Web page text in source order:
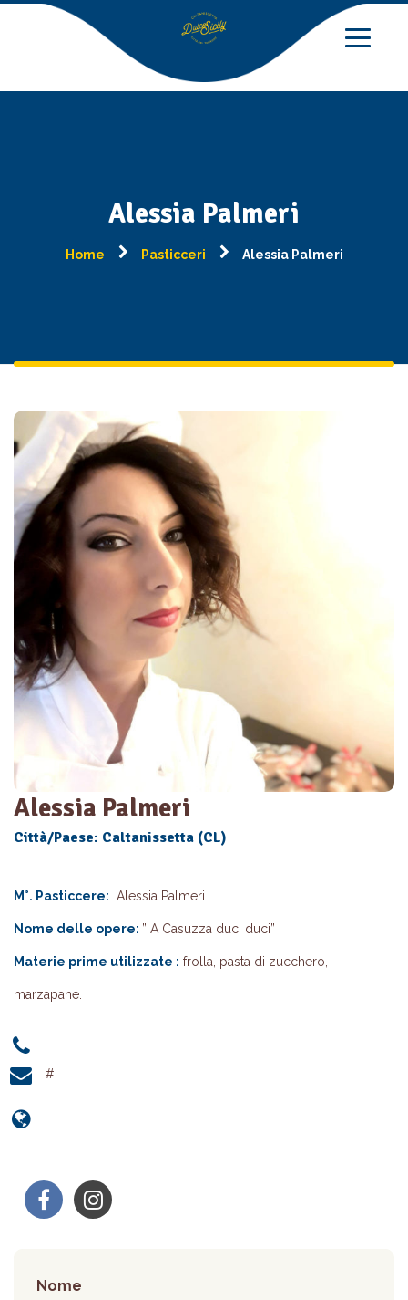
Alessia Palmeri
Home Pasticceri Alessia Palmeri
Alessia Palmeri
Città/Paese: Caltanissetta (CL)
M°. Pasticcere: Alessia Palmeri
Nome delle opere: ” A Casuzza duci duci”
Materie prime utilizzate : frolla, pasta di zucchero,
marzapane.
#
Nome